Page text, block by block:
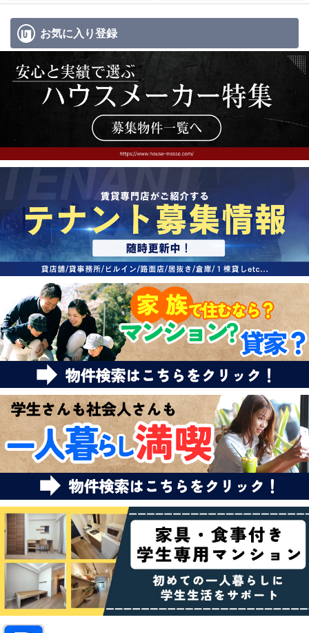
お気に入り登録